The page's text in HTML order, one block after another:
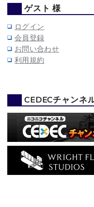
ゲスト 様
ログイン
会員登録
お問い合わせ
利用規約
CEDECチャンネ